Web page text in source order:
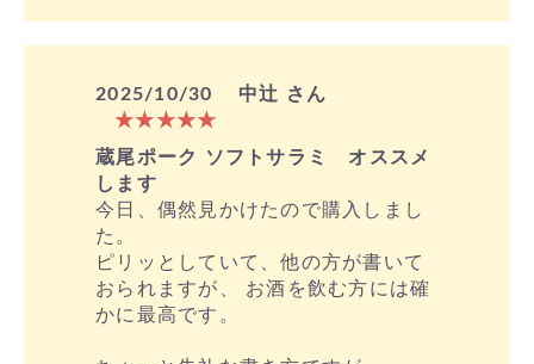
2025/10/30
中辻 さん
★★★★★
蔵尾ポーク ソフトサラミ オススメ
します
今日、偶然見かけたので購入しまし
た。
ピリッとしていて、他の方が書いて
おられますが、 お酒を飲む方には確
かに最高です。